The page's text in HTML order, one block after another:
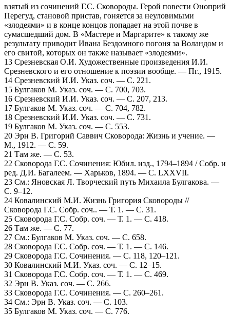
взятый из сочинений Г.С. Сковороды. Герой повести Оноприй
Перегуд, становой пристав, гоняется за неуловимыми
«злодеями» и в конце концов попадает на этой почве в
сумасшедший дом. В «Мастере и Маргарите» к такому же
результату приводит Ивана Бездомного погоня за Воландом и
его свитой, которых он также называет «злодеями».
13 Срезневская О.И. Художественные произведения И.И.
Срезневского и его отношение к поэзии вообще. — Пг., 1915.
14 Срезневский И.И. Указ. соч. — С. 221.
15 Булгаков М. Указ. соч. — С. 700, 703.
16 Срезневский И.И. Указ. соч. — С. 207, 213.
17 Булгаков М. Указ. соч. — С. 704, 782.
18 Срезневский И.И. Указ. соч. — С. 731.
19 Булгаков М. Указ. соч. — С. 553.
20 Эрн В. Григорий Саввич Сковорода: Жизнь и учение. —
М., 1912. — С. 59.
21 Там же. — С. 53.
22 Сковорода Г.С. Сочинения: Юбил. изд., 1794–1894 / Собр. и
ред. Д.И. Багалеем. — Харьков, 1894. — С. LXXVII.
23 См.: Яновская Л. Творческий путь Михаила Булгакова. —
С. 9–12.
24 Ковалинский М.И. Жизнь Григория Сковороды //
Сковорода Г.С. Собр. соч.. — Т. 1. — С. 31.
25 Сковорода Г.С. Собр. соч. — Т. 1. — С. 418.
26 Там же. — С. 77.
27 См.: Булгаков М. Указ. соч. — С. 658.
28 Сковорода Г.С. Собр. соч. — Т. 1. — С. 146.
29 Сковорода Г.С. Сочинения. — С. 118, 120–121.
30 Ковалинский М.И. Указ. соч. — С. 12–15.
31 Сковорода Г.С. Собр. соч. — Т. 1. — С. 469.
32 Эрн В. Указ. соч. — С. 266.
33 Сковорода Г.С. Сочинения. — С. 260–261.
34 См.: Эрн В. Указ. соч. — С. 103.
35 Булгаков М. Указ. соч. — С. 776.